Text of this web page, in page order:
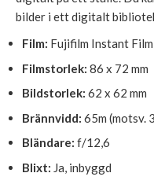
bilder i ett digitalt
Film: Fujifilm Instant
Filmstorlek: 86 x 72 mm
Bildstorlek: 62 x 62 mm
Brännvidd: 65m (motsv.
Bländare: f/12,6
Blixt: Ja, inbyggd